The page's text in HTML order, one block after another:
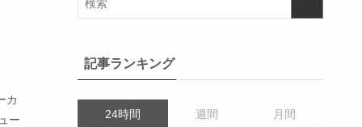
カ
ー
記事ランキング
24時間 週間 月間